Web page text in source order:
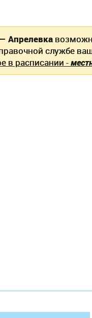
Апрелевка
службе
в расписании -